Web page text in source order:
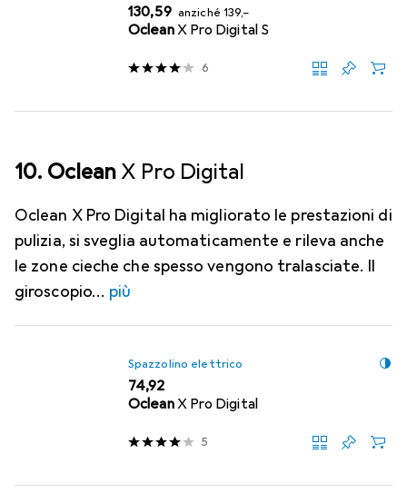
EUR
130,59 anziché EUR
139,–
OcleanX Pro Digital S
6
10. Oclean X Pro Digital
Oclean X Pro Digital ha migliorato le prestazioni di
pulizia, si sveglia automaticamente e rileva anche
le zone cieche che spesso vengono tralasciate. Il
giroscopio
più
Spazzolino elettrico
EUR
74,92
OcleanX Pro Digital
5